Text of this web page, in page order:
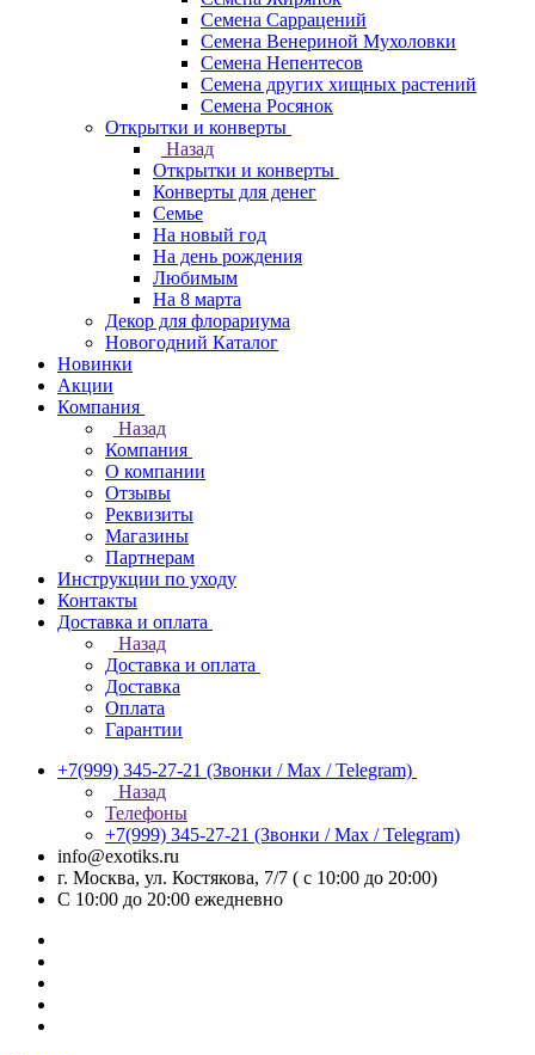
Семена Саррацений
Семена Венериной Мухоловки
Семена Непентесов
Семена других хищных растений
Семена Росянок
Открытки и конверты
Назад
Открытки и конверты
Конверты для денег
Семье
На новый год
На день рождения
Любимым
На 8 марта
Декор для флорариума
Новогодний Каталог
Новинки
Акции
Компания
Назад
Компания
О компании
Отзывы
Реквизиты
Магазины
Партнерам
Инструкции по уходу
Контакты
Доставка и оплата
Назад
Доставка и оплата
Доставка
Оплата
Гарантии
+7(999) 345-27-21 (Звонки / Max / Telegram)
Назад
Телефоны
+7(999) 345-27-21 (Звонки / Max / Telegram)
info@exotiks.ru
г. Москва, ул. Костякова, 7/7 ( с 10:00 до 20:00)
С 10:00 до 20:00 ежедневно